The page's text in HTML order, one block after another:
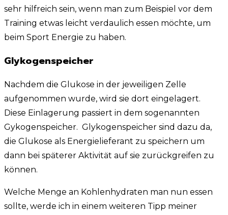
sehr hilfreich sein, wenn man zum Beispiel vor dem
Training etwas leicht verdaulich essen möchte, um
beim Sport Energie zu haben.
Glykogenspeicher
Nachdem die Glukose in der jeweiligen Zelle
aufgenommen wurde, wird sie dort eingelagert.
Diese Einlagerung passiert in dem sogenannten
Gykogenspeicher. Glykogenspeicher sind dazu da,
die Glukose als Energielieferant zu speichern um
dann bei späterer Aktivität auf sie zurückgreifen zu
können.
Welche Menge an Kohlenhydraten man nun essen
sollte, werde ich in einem weiteren Tipp meiner